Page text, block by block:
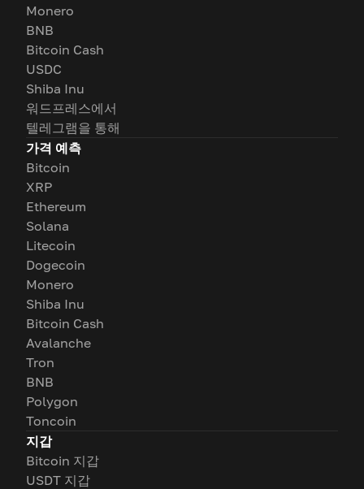
Monero
BNB
Bitcoin Cash
USDC
Shiba Inu
워드프레스에서
텔레그램을 통해
가격 예측
Bitcoin
XRP
Ethereum
Solana
Litecoin
Dogecoin
Monero
Shiba Inu
Bitcoin Cash
Avalanche
Tron
BNB
Polygon
Toncoin
지갑
Bitcoin 지갑
USDT 지갑